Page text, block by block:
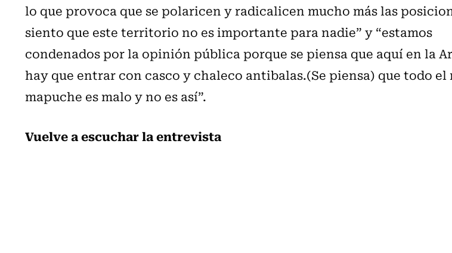
lo que provoca que se polaricen y radicalicen mucho más las
siento que este territorio no es importante para nadie” y “estamos
condenados por la opinión pública porque se piensa que aquí en la
hay que entrar con casco y chaleco antibalas.(Se piensa) que todo el
mapuche es malo y no es así”.
Vuelve a escuchar la entrevista